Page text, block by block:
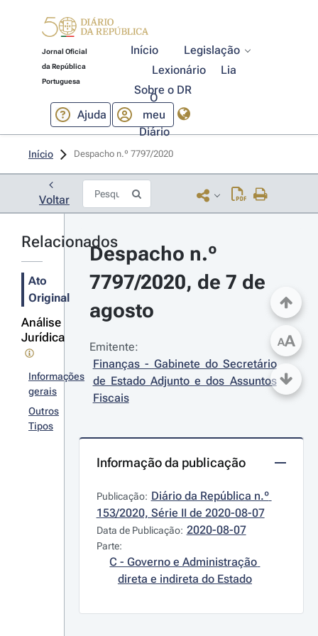
Jornal Oficial
da República
Portuguesa
Início
Legislação
Lexionário
Lia
Sobre o DR
Ajuda
O
meu
Diário
Início Despacho n.º 7797/2020
Voltar
Relacionados
Ato
Original
Análise
Jurídica
Informações
gerais
Outros
Tipos
Despacho n.º
7797/2020, de 7 de
agosto
Emitente:
Finanças - Gabinete do Secretário
de Estado Adjunto e dos Assuntos
Fiscais
Informação da publicação
Publicação: Diário da República n.º
153/2020, Série II de 2020-08-07
Data de Publicação: 2020-08-07
Parte:
C - Governo e Administração
direta e indireta do Estado
AA